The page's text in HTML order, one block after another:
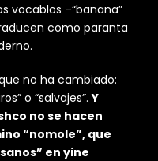
vocablos –“banana”
como paranta
no ha cambiado:
o “salvajes”.Y
no se hacen
“nomole”, que
en yine